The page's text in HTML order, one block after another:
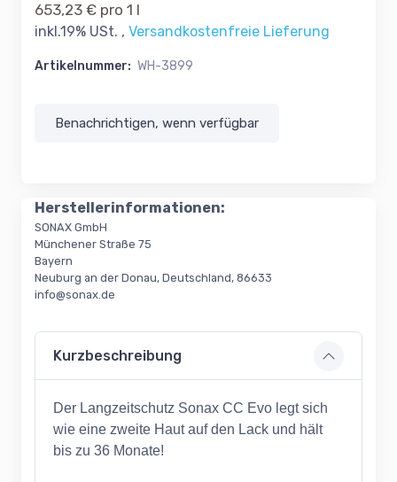
653,23 € pro 1 l
inkl.19% USt. , Versandkostenfreie Lieferung
Artikelnummer: WH-3899
Benachrichtigen, wenn verfügbar
Herstellerinformationen:
SONAX GmbH
Münchener Straße 75
Bayern
Neuburg an der Donau, Deutschland, 86633
info@sonax.de
Kurzbeschreibung
Der Langzeitschutz Sonax CC Evo legt sich
wie eine zweite Haut auf den Lack und hält
bis zu 36 Monate!